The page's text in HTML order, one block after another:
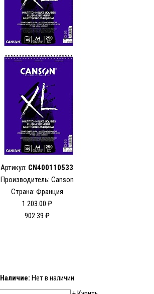
Артикул: CN400110533
Производитель: Canson
Страна: Франция
1 203.00 ₽
902.39 ₽
Наличие: Нет в наличии